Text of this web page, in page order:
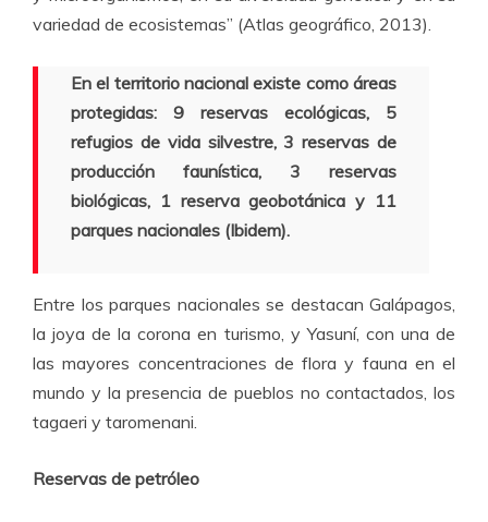
variedad de ecosistemas” (Atlas geográfico, 2013).
En el territorio nacional existe como áreas
protegidas: 9 reservas ecológicas, 5
refugios de vida silvestre, 3 reservas de
producción faunística, 3 reservas
biológicas, 1 reserva geobotánica y 11
parques nacionales (Ibidem).
Entre los parques nacionales se destacan Galápagos,
la joya de la corona en turismo, y Yasuní, con una de
las mayores concentraciones de flora y fauna en el
mundo y la presencia de pueblos no contactados, los
tagaeri y taromenani.
Reservas de petróleo